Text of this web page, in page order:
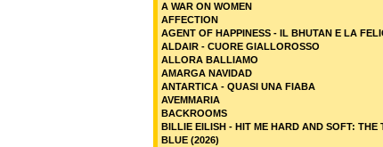
A WAR ON WOMEN
AFFECTION
AGENT OF HAPPINESS - IL BHUTAN E LA
ALDAIR - CUORE GIALLOROSSO
ALLORA BALLIAMO
AMARGA NAVIDAD
ANTARTICA - QUASI UNA FIABA
AVEMMARIA
BACKROOMS
BILLIE EILISH - HIT ME HARD AND SOFT: THE
BLUE (2026)